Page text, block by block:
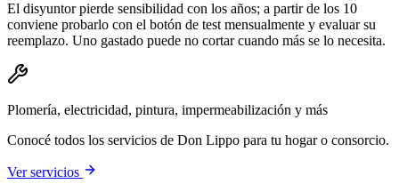
El disyuntor pierde sensibilidad con los años; a partir de los 10
conviene probarlo con el botón de test mensualmente y evaluar su
reemplazo. Uno gastado puede no cortar cuando más se lo necesita.
Plomería, electricidad, pintura, impermeabilización y más
Conocé todos los servicios de Don Lippo para tu hogar o consorcio.
Ver servicios